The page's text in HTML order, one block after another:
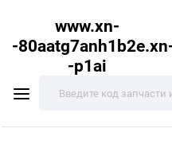
www.xn-
-
-p1ai